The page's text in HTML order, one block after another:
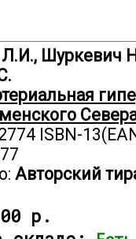
Л.И., Шуркевич
ISBN-
Авторский
р.